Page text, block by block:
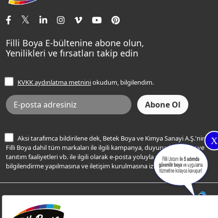
X
Tavan Boyaları
Ev Bakım ve Hobi Boyaları
Yatak Odası Renkleri
Sentomaxx Sentetik Boya
Sentomaxx İpeksi Mat
Momento Life
Şampanya Rengi
Açık Mavi Rengi
Frezya Rengi
İletişim Bilgilerimiz
Renk Danışma
Filli Ustam
Sıkça Sorulan Sorular
Ücretsiz Yalıtım Keşif Hizmeti
Bilgi Toplumu Hizmetleri
İnternet Sitesi Kullanım Koşulları
KVKK Talep Formu
KVKK Aydınlatma Metni
Filli Boya E-bültenine abone olun,
Yenilikleri ve fırsatları takip edin
KVKK aydınlatma metniniokudum, bilgilendim.
Aksi tarafımca bildirilene dek, Betek Boya ve Kimya Sanayi A.Ş.'nin
Filli Boya dahil tüm markaları ile ilgili kampanya, duyuru, hizmetler ve
tanıtım faaliyetleri vb. ile ilgili olarak e-posta yoluyla şahsıma
bilgilendirme yapılmasına ve iletişim kurulmasına izin veriyorum.